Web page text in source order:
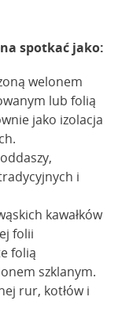
spotkać jako:
welonem
lub folią
jako izolacja
i
kawałków
folii
folią
szklanym.
rur, kotłów i